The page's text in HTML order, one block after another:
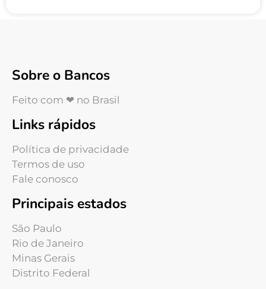
Sobre o Bancos
Feito com ❤ no Brasil
Links rápidos
Política de privacidade
Termos de uso
Fale conosco
Principais estados
São Paulo
Rio de Janeiro
Minas Gerais
Distrito Federal